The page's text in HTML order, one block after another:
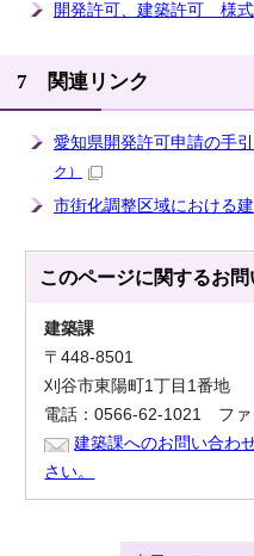
開発許可、建築許可 様式
7 関連リンク
愛知県開発許可申請の手
ク）
市街化調整区域における
このページに関するお
建築課
〒448-8501
刈谷市東陽町1丁目1番地
電話：0566-62-1021 ファ
建築課へのお問い合わ
さい。